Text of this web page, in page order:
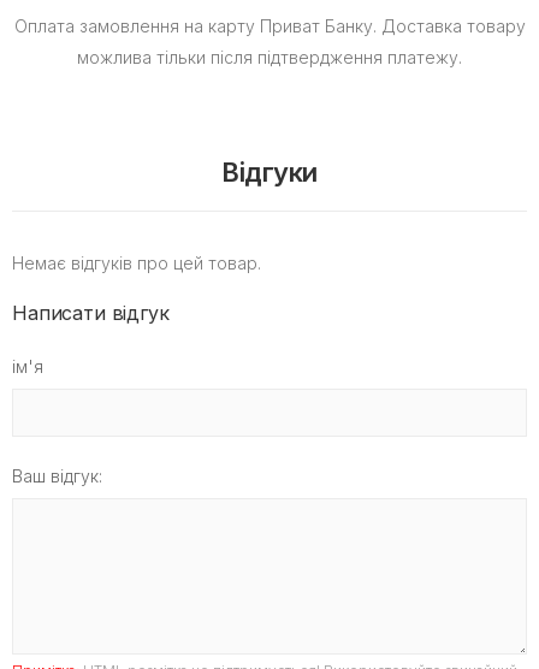
Оплата замовлення на карту Приват Банку. Доставка товару
можлива тільки після підтвердження платежу.
Відгуки
Немає відгуків про цей товар.
Написати відгук
ім'я
Ваш відгук: